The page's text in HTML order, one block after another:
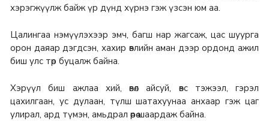
хэрэгжүүлж байж үр дүнд хүрнэ гэж үзсэн юм аа.
Цалингаа нэмүүлэхээр эмч, багш нар жагсаж, цас шуурга
орон даяар дэгдсэн, хахир өвлийн аман дээр ордонд ажил
биш улс төр буцалж байна.
Хэрүүл биш ажлаа хий, өвөл айсуй, өвс тэжээл, гэрэл
цахилгаан, ус дулаан, түлш шатахуунаа анхаар гэж цаг
улирал, ард түмэн, амьдрал өөрөө шаардаж байна.